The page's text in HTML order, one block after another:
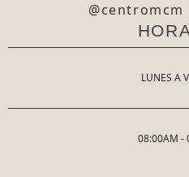
@centromcm
LUNES A
08:00AM -